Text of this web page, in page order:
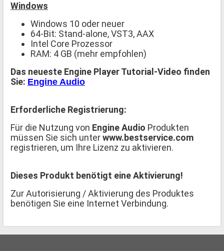
Windows
Windows 10 oder neuer
64-Bit: Stand-alone, VST3, AAX
Intel Core Prozessor
RAM: 4 GB (mehr empfohlen)
Das neueste Engine Player Tutorial-Video finden
Sie: Engine Audio
Erforderliche Registrierung:
Für die Nutzung von Engine Audio Produkten
müssen Sie sich unterwww.bestservice.com
registrieren, um Ihre Lizenz zu aktivieren.
Dieses Produkt benötigt eine Aktivierung!
Zur Autorisierung / Aktivierung des Produktes
benötigen Sie eine Internet Verbindung.